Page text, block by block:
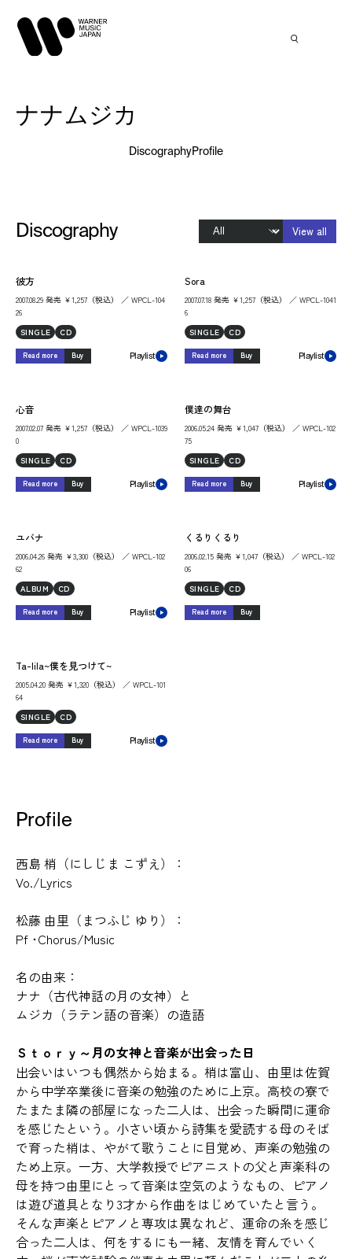
ナナムジカ
DiscographyProfile
Discography View all
彼方
2007.08.29 発売 ￥1,257（税込） ／ WPCL-104
26
SINGLE
CD
Read more Buy Playlist
Sora
2007.07.18 発売 ￥1,257（税込） ／ WPCL-1041
6
SINGLE
CD
Read more Buy Playlist
心音
2007.02.07 発売 ￥1,257（税込） ／ WPCL-1039
0
SINGLE
CD
Read more Buy Playlist
僕達の舞台
2006.05.24 発売 ￥1,047（税込） ／ WPCL-102
75
SINGLE
CD
Read more Buy Playlist
ユバナ
2006.04.26 発売 ￥3,300（税込） ／ WPCL-102
62
ALBUM
CD
Read more Buy Playlist
くるりくるり
2006.02.15 発売 ￥1,047（税込） ／ WPCL-102
06
SINGLE
CD
Read more Buy
Ta-lila~僕を見つけて~
2005.04.20 発売 ￥1,320（税込） ／ WPCL-101
64
SINGLE
CD
Read more Buy Playlist
Profile
西島 梢（にしじま こずえ）：
Vo./Lyrics
松藤 由里（まつふじ ゆり）：
Pf ･Chorus/Music
名の由来：
ナナ（古代神話の月の女神）と
ムジカ（ラテン語の音楽）の造語
Ｓｔｏｒｙ～月の女神と音楽が出会った日
出会いはいつも偶然から始まる。梢は富山、由里は佐賀
から中学卒業後に音楽の勉強のために上京。高校の寮で
たまたま隣の部屋になった二人は、出会った瞬間に運命
を感じたという。小さい頃から詩集を愛読する母のそば
で育った梢は、やがて歌うことに目覚め、声楽の勉強の
ため上京。一方、大学教授でピアニストの父と声楽科の
母を持つ由里にとって音楽は空気のようなもの、ピアノ
は遊び道具となり3才から作曲をはじめていたと言う。
そんな声楽とピアノと専攻は異なれど、運命の糸を感じ
合った二人は、何をするにも一緒、友情を育んでいく